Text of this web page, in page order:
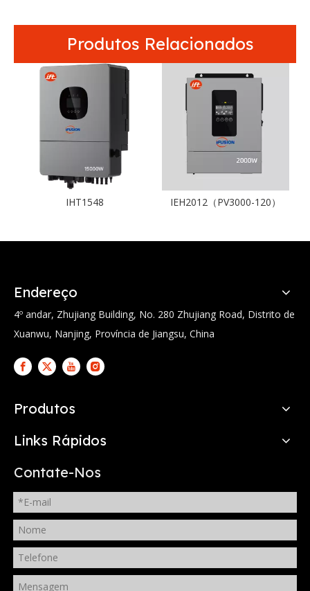
Produtos Relacionados
IHT1548 IEH2012（PV3000-120）
Endereço
4º andar, Zhujiang Building, No. 280 Zhujiang Road, Distrito de
Xuanwu, Nanjing, Província de Jiangsu, China
Produtos
Links Rápidos
Contate-Nos